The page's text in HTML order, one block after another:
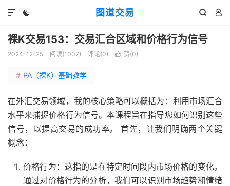
图道交易
  

裸K交易153：交易汇合区域和价格行为信号
2024-12-25 阅读(1007) 评论(0)  赞(0)
# PA（裸K）基础教学
在外汇交易领域，我的核心策略可以概括为：利用市场汇合
水平来捕捉价格行为信号。本课程旨在指导您如何识别这些
信号，以提高交易的成功率。 首先，让我们明确两个关键
概念：
价格行为：这指的是在特定时间段内市场价格的变化。
通过对价格行为的分析，我们可以识别市场趋势和情绪